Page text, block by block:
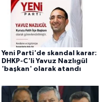
Yeni Parti'de skandal karar:
DHKP-C'li Yavuz Nazlıgül
'başkan' olarak atandı